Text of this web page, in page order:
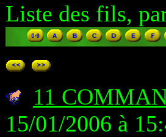
Liste des fils,
11
15/01/2006 à